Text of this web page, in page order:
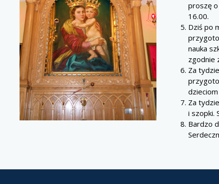
proszę
16.00.
Dziś po
nauka
zgodnie
Za
Za
i szopki.
Bardzo